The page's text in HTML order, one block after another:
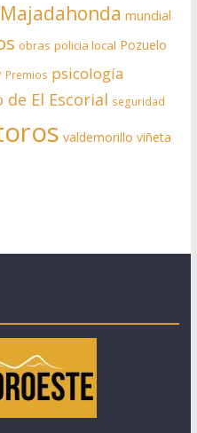
Majadahonda mundial
obras policia local Pozuelo
Premios psicología
de El Escorial seguridad
valdemorillo viñeta